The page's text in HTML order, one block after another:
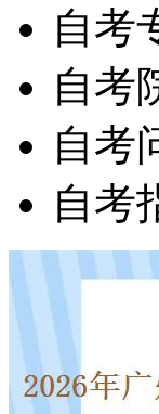
自考
自考
自考
自考